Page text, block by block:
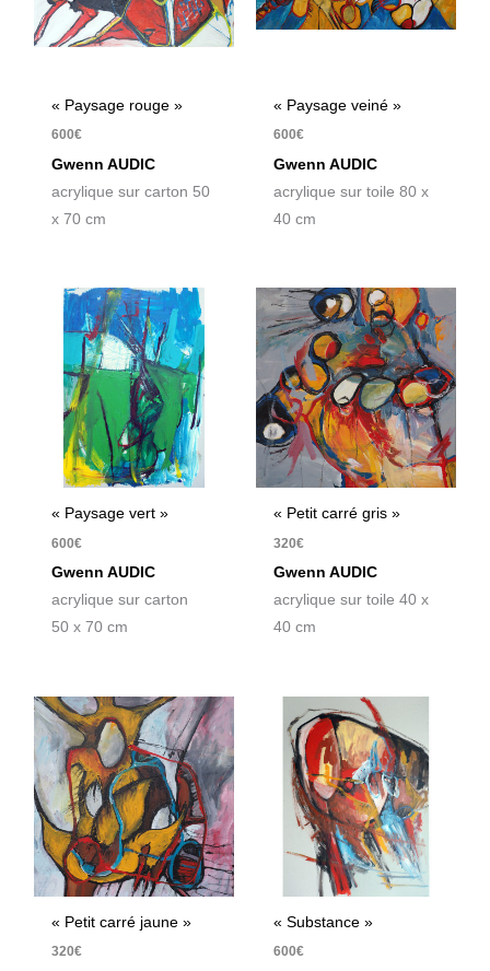
« Paysage rouge »
600€
Gwenn AUDIC
acrylique sur carton 50
x 70 cm
« Paysage veiné »
600€
Gwenn AUDIC
acrylique sur toile 80 x
40 cm
« Paysage vert »
600€
Gwenn AUDIC
acrylique sur carton
50 x 70 cm
« Petit carré gris »
320€
Gwenn AUDIC
acrylique sur toile 40 x
40 cm
« Petit carré jaune »
320€
« Substance »
600€